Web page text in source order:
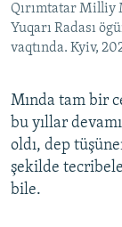
Qırımtatar Milliy
Yuqarı Radası
vaqtında. Kyiv,
Mında tam bir
bu yıllar
oldı, dep
şekilde
bile.